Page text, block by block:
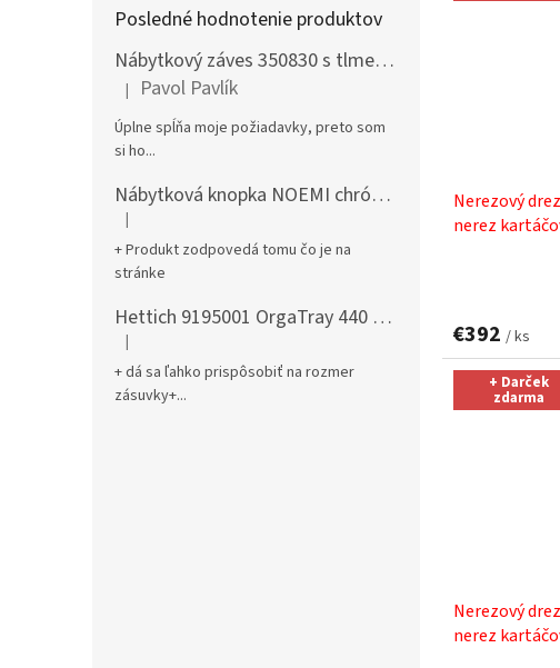
Posledné hodnotenie produktov
Nábytkový záves 350830 s tlmením naložený + podložka H0 na vrut
Hodnotenie produktu je 5 z 5 hviezdičiek.
| Pavol Pavlík
Úplne spĺňa moje požiadavky, preto som
si ho...
Nábytková knopka NOEMI chróm satén
Hodnotenie produktu je 5 z 5 hviezdičiek.
|
+ Produkt zodpovedá tomu čo je na
stránke
Hettich 9195001 OrgaTray 440 701-800/441-520 mm antracit
Hodnotenie produktu je 5 z 5 hviezdičiek.
|
+ dá sa ľahko prispôsobiť na rozmer
zásuvky+...
Nerezový
nerez
€392 / ks
+ Darček
zdarma
Nerezový
nerez